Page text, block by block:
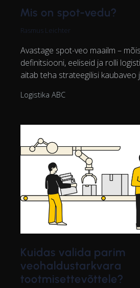
Mis on spot-vedu?
Rasmus Leichter
Avastage spot-veo maailm –
definitsiooni, eeliseid ja rolli
aitab teha strateegilisi kaubaveo
Logistika ABC
Kuidas valida parim
veohaldustarkvara
tootmisettevõttele?